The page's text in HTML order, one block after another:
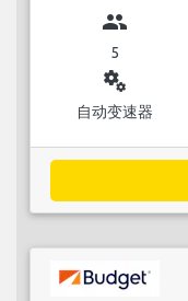
group
5
miscellaneous_services
自动变速器